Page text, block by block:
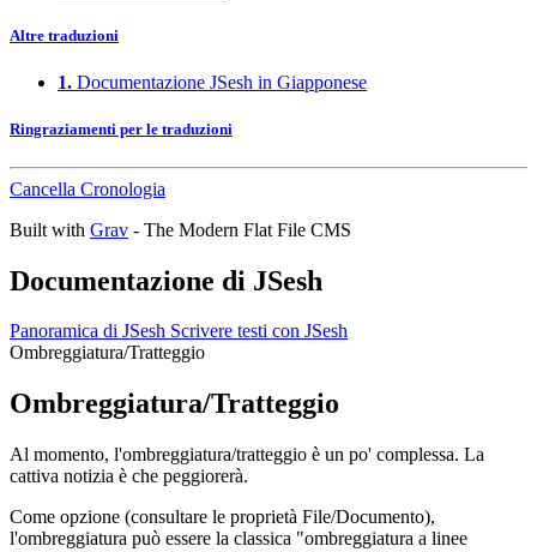
Altre traduzioni
1. Documentazione JSesh in Giapponese
Ringraziamenti per le traduzioni
Cancella Cronologia
Built with Grav - The Modern Flat File CMS
Documentazione di JSesh
Panoramica di JSesh Scrivere testi con JSesh
Ombreggiatura/Tratteggio
Ombreggiatura/Tratteggio
Al momento, l'ombreggiatura/tratteggio è un po' complessa. La
cattiva notizia è che peggiorerà.
Come opzione (consultare le proprietà File/Documento),
l'ombreggiatura può essere la classica "ombreggiatura a linee